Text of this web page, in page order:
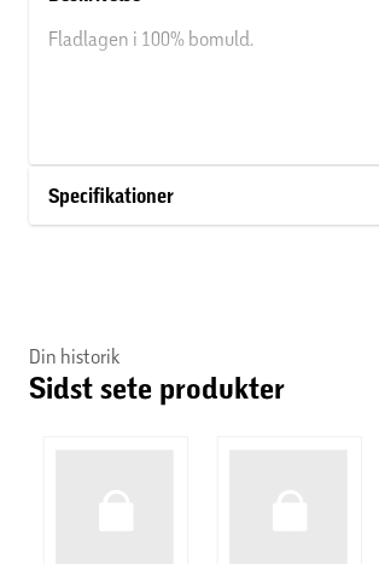
Fladlagen i 100% bomuld.
Bemærk:Billedet viser lagnet med målene
Specifikationer
Din historik
Sidst sete produkter